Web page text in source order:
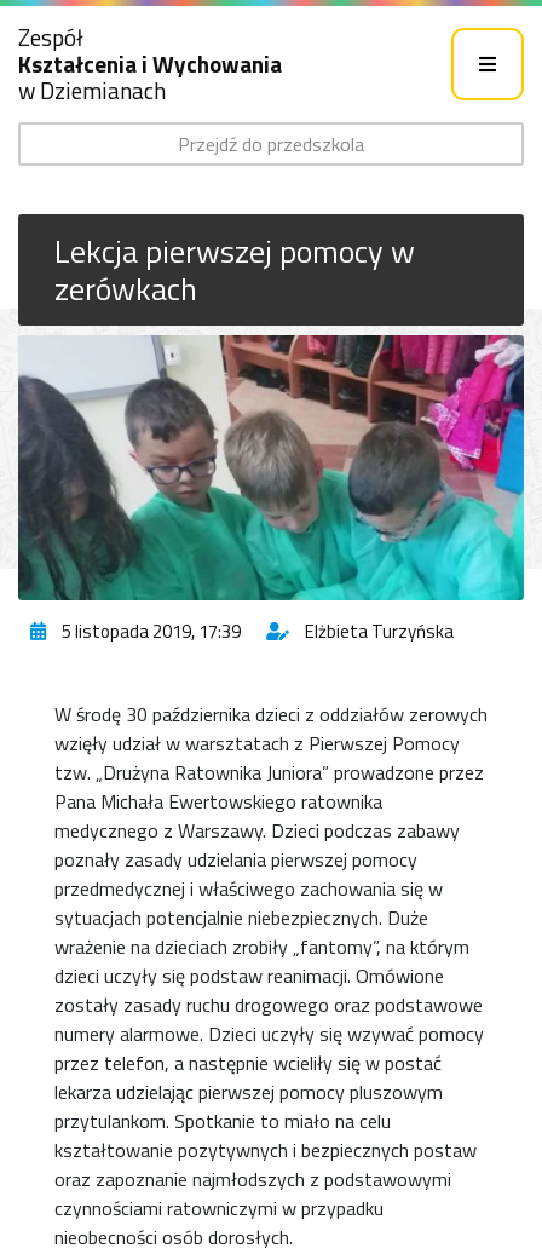
Zespół
Kształcenia i Wychowania
w Dziemianach
Przejdź do przedszkola
Lekcja pierwszej pomocy w
zerówkach
5 listopada 2019, 17:39 Elżbieta Turzyńska
W środę 30 października dzieci z oddziałów zerowych
wzięły udział w warsztatach z Pierwszej Pomocy
tzw. „Drużyna Ratownika Juniora” prowadzone przez
Pana Michała Ewertowskiego ratownika
medycznego z Warszawy. Dzieci podczas zabawy
poznały zasady udzielania pierwszej pomocy
przedmedycznej i właściwego zachowania się w
sytuacjach potencjalnie niebezpiecznych. Duże
wrażenie na dzieciach zrobiły „fantomy”, na którym
dzieci uczyły się podstaw reanimacji. Omówione
zostały zasady ruchu drogowego oraz podstawowe
numery alarmowe. Dzieci uczyły się wzywać pomocy
przez telefon, a następnie wcieliły się w postać
lekarza udzielając pierwszej pomocy pluszowym
przytulankom. Spotkanie to miało na celu
kształtowanie pozytywnych i bezpiecznych postaw
oraz zapoznanie najmłodszych z podstawowymi
czynnościami ratowniczymi w przypadku
nieobecności osób dorosłych.